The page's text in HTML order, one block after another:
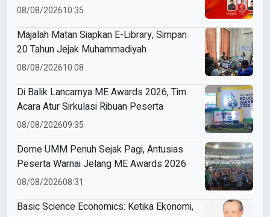
08/08/202610:35
Majalah Matan Siapkan E-Library, Simpan
20 Tahun Jejak Muhammadiyah
08/08/202610:08
Di Balik Lancarnya ME Awards 2026, Tim
Acara Atur Sirkulasi Ribuan Peserta
08/08/202609:35
Dome UMM Penuh Sejak Pagi, Antusias
Peserta Warnai Jelang ME Awards 2026
08/08/202608:31
Basic Science Economics: Ketika Ekonomi,